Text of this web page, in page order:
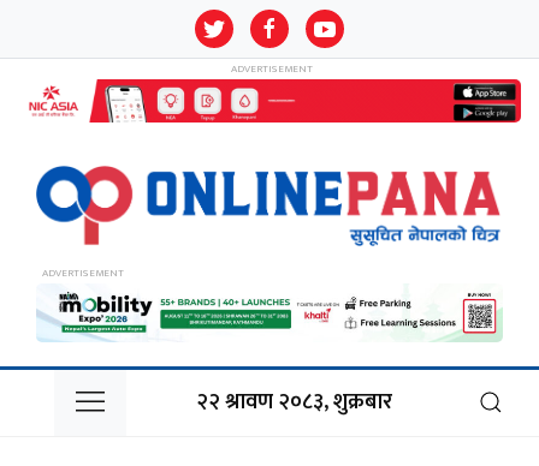
२२ श्रावण २०८३, शुक्रबार